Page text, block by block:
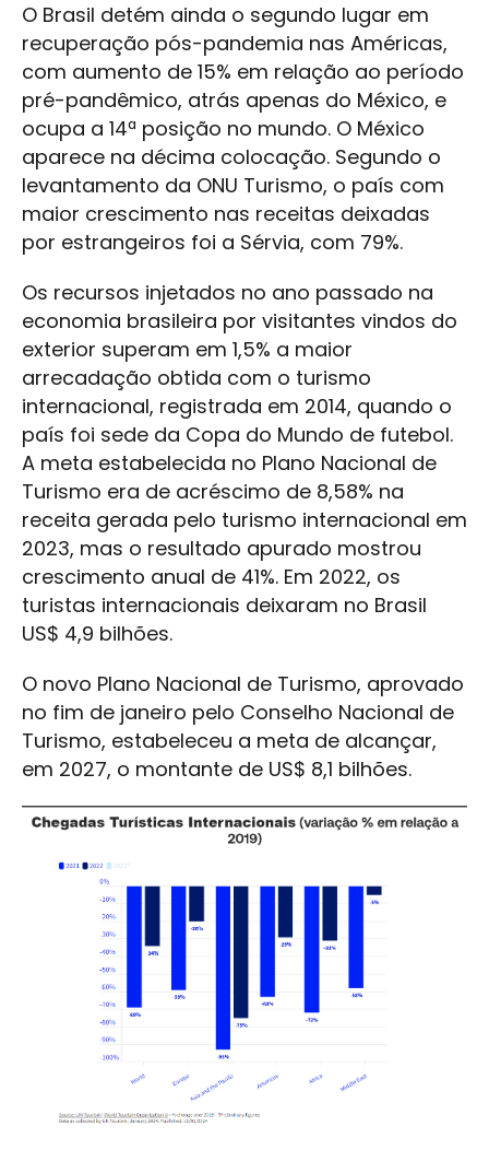
O Brasil detém ainda o segundo lugar em
recuperação pós-pandemia nas Américas,
com aumento de 15% em relação ao período
pré-pandêmico, atrás apenas do México, e
ocupa a 14ª posição no mundo. O México
aparece na décima colocação. Segundo o
levantamento da ONU Turismo, o país com
maior crescimento nas receitas deixadas
por estrangeiros foi a Sérvia, com 79%.
Os recursos injetados no ano passado na
economia brasileira por visitantes vindos do
exterior superam em 1,5% a maior
arrecadação obtida com o turismo
internacional, registrada em 2014, quando o
país foi sede da Copa do Mundo de futebol.
A meta estabelecida no Plano Nacional de
Turismo era de acréscimo de 8,58% na
receita gerada pelo turismo internacional em
2023, mas o resultado apurado mostrou
crescimento anual de 41%. Em 2022, os
turistas internacionais deixaram no Brasil
US$ 4,9 bilhões.
O novo Plano Nacional de Turismo, aprovado
no fim de janeiro pelo Conselho Nacional de
Turismo, estabeleceu a meta de alcançar,
em 2027, o montante de US$ 8,1 bilhões.